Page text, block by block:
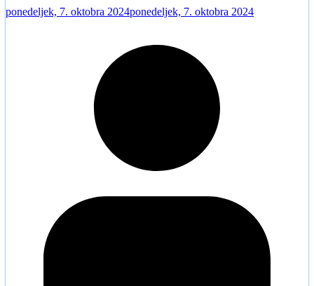
ponedeljek, 7. oktobra 2024ponedeljek, 7. oktobra 2024